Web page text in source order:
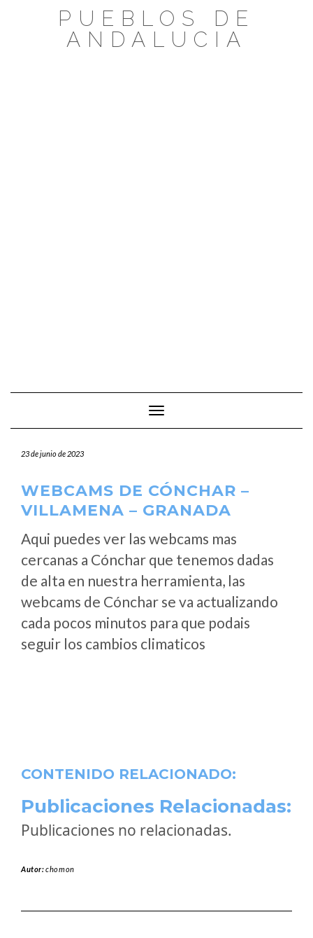
PUEBLOS DE
ANDALUCIA
Cambiar modo de navegación
23 de junio de 2023
WEBCAMS DE CÓNCHAR –
VILLAMENA – GRANADA
Aqui puedes ver las webcams mas
cercanas a Cónchar que tenemos dadas
de alta en nuestra herramienta, las
webcams de Cónchar se va actualizando
cada pocos minutos para que podais
seguir los cambios climaticos
CONTENIDO RELACIONADO:
Publicaciones Relacionadas:
Publicaciones no relacionadas.
Autor:chomon